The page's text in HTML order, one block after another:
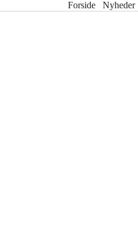
Forside Nyheder